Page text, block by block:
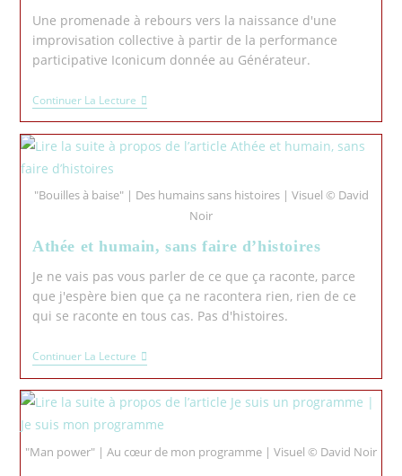
Une promenade à rebours vers la naissance d'une
improvisation collective à partir de la performance
participative Iconicum donnée au Générateur.
Continuer La Lecture
"Bouilles à baise" | Des humains sans histoires | Visuel © David
Noir
Athée et humain, sans faire d’histoires
Je ne vais pas vous parler de ce que ça raconte, parce
que j'espère bien que ça ne racontera rien, rien de ce
qui se raconte en tous cas. Pas d'histoires.
Continuer La Lecture
"Man power" | Au cœur de mon programme | Visuel © David Noir